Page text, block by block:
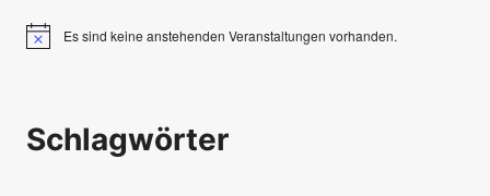
HinweisEs sind keine anstehenden Veranstaltungen vorhanden.
Schlagwörter